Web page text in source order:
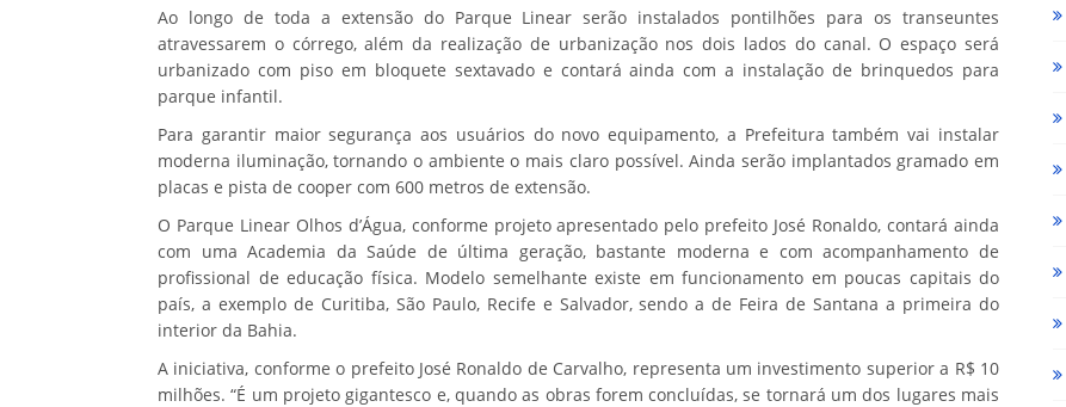
Ao longo de toda a extensão do Parque Linear serão instalados pontilhões para os transeuntes
atravessarem o córrego, além da realização de urbanização nos dois lados do canal. O espaço será
urbanizado com piso em bloquete sextavado e contará ainda com a instalação de brinquedos para
parque infantil.
Para garantir maior segurança aos usuários do novo equipamento, a Prefeitura também vai instalar
moderna iluminação, tornando o ambiente o mais claro possível. Ainda serão implantados gramado em
placas e pista de cooper com 600 metros de extensão.
O Parque Linear Olhos d’Água, conforme projeto apresentado pelo prefeito José Ronaldo, contará ainda
com uma Academia da Saúde de última geração, bastante moderna e com acompanhamento de
profissional de educação física. Modelo semelhante existe em funcionamento em poucas capitais do
país, a exemplo de Curitiba, São Paulo, Recife e Salvador, sendo a de Feira de Santana a primeira do
interior da Bahia.
A iniciativa, conforme o prefeito José Ronaldo de Carvalho, representa um investimento superior a R$ 10
milhões. “É um projeto gigantesco e, quando as obras forem concluídas, se tornará um dos lugares mais